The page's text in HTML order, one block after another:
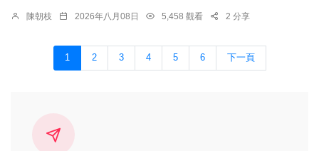
陳朝枝 2026年八月08日 5,458 觀看 2 分享
1 2 3 4 5 6 下一頁